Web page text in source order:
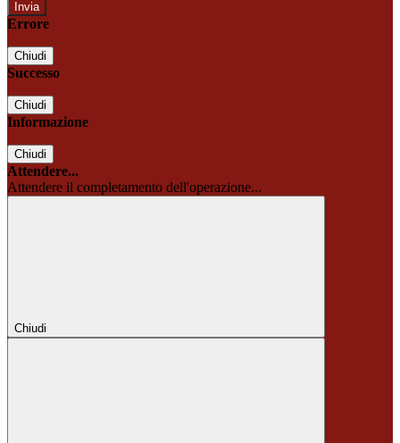
Errore
Chiudi
Successo
Chiudi
Informazione
Chiudi
Attendere...
Attendere il completamento dell'operazione...
Chiudi